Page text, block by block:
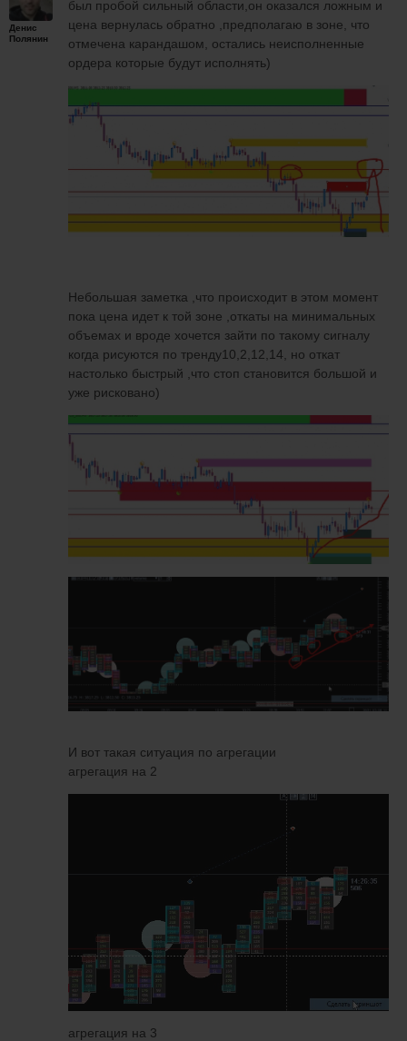
Денис
Полянин
был пробой сильный области,он оказался ложным и
цена вернулась обратно ,предполагаю в зоне, что
отмечена карандашом, остались неисполненные
ордера которые будут исполнять)
Небольшая заметка ,что происходит в этом момент
пока цена идет к той зоне ,откаты на минимальных
объемах и вроде хочется зайти по такому сигналу
когда рисуются по тренду10,2,12,14, но откат
настолько быстрый ,что стоп становится большой и
уже рисковано)
И вот такая ситуация по агрегации
агрегация на 2
агрегация на 3